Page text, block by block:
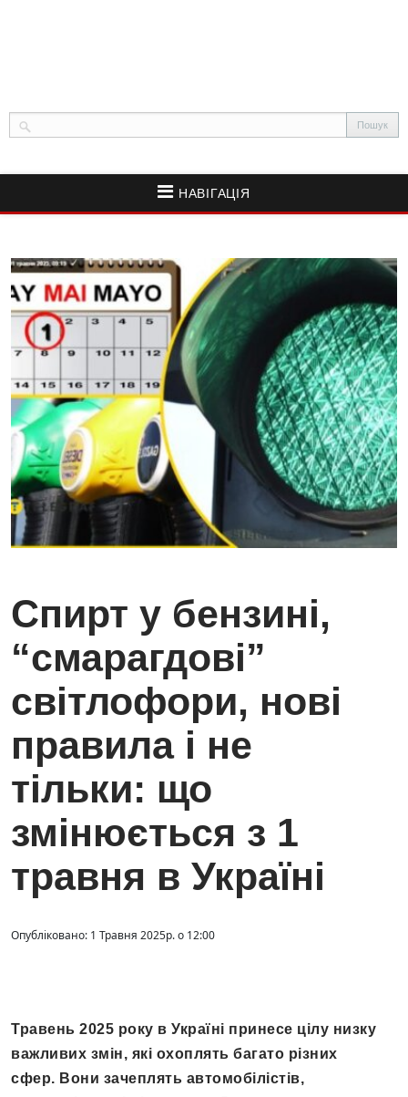
НАВІГАЦІЯ
Спирт у бензині,
“смарагдові”
світлофори, нові
правила і не
тільки: що
змінюється з 1
травня в Україні
Опубліковано: 1 Травня 2025р. о 12:00
Травень 2025 року в Україні принесе цілу низку
важливих змін, які охоплять багато різних
сфер. Вони зачеплять автомобілістів,